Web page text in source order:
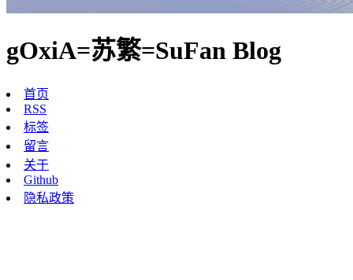
gOxiA=苏繁=SuFan Blog
首页
RSS
标签
留言
关于
Github
隐私政策